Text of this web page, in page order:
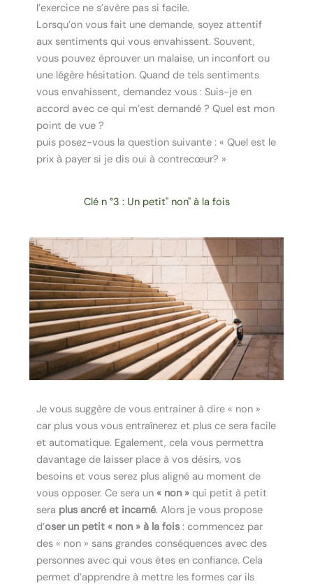
l’exercice ne s’avère pas si facile.
Lorsqu’on vous fait une demande, soyez attentif
aux sentiments qui vous envahissent. Souvent,
vous pouvez éprouver un malaise, un inconfort ou
une légère hésitation. Quand de tels sentiments
vous envahissent, demandez vous : Suis-je en
accord avec ce qui m’est demandé ? Quel est mon
point de vue ?
puis posez-vous la question suivante : « Quel est le
prix à payer si je dis oui à contrecœur? »
Clé n °3 : Un petit" non" à la fois
Je vous suggère de vous entrainer à dire « non »
car plus vous vous entraînerez et plus ce sera facile
et automatique. Egalement, cela vous permettra
davantage de laisser place à vos désirs, vos
besoins et vous serez plus aligné au moment de
vous opposer. Ce sera un« non » qui petit à petit
sera plus ancré et incarné. Alors je vous propose
d’oser un petit « non » à la fois : commencez par
des « non » sans grandes conséquences avec des
personnes avec qui vous êtes en confiance. Cela
permet d’apprendre à mettre les formes car ils